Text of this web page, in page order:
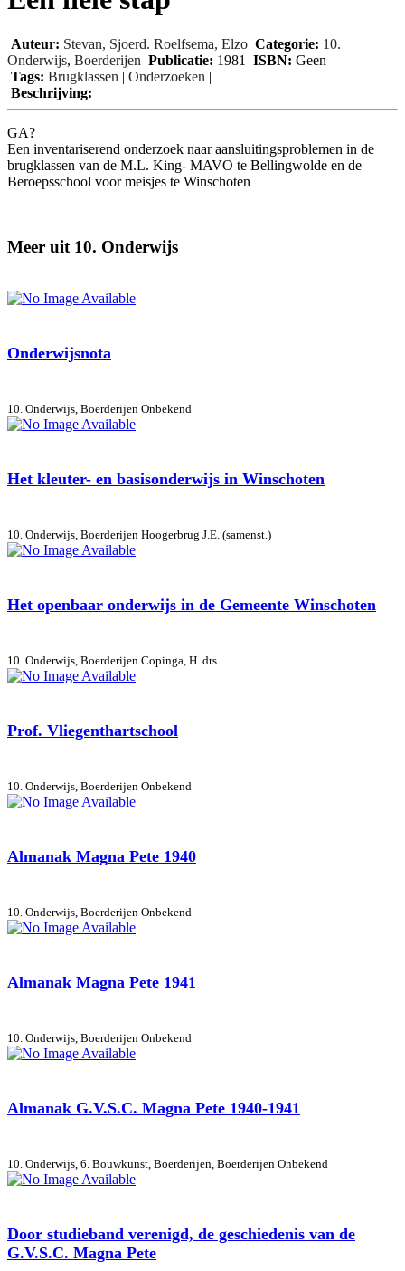
Auteur: Stevan, Sjoerd. Roelfsema, Elzo Categorie: 10.
Onderwijs, Boerderijen Publicatie: 1981 ISBN: Geen
Tags: Brugklassen | Onderzoeken |
Beschrijving:
GA?
Een inventariserend onderzoek naar aansluitingsproblemen in de
brugklassen van de M.L. King- MAVO te Bellingwolde en de
Beroepsschool voor meisjes te Winschoten
Meer uit 10. Onderwijs
Onderwijsnota
10. Onderwijs, Boerderijen Onbekend
Het kleuter- en basisonderwijs in Winschoten
10. Onderwijs, Boerderijen Hoogerbrug J.E. (samenst.)
Het openbaar onderwijs in de Gemeente Winschoten
10. Onderwijs, Boerderijen Copinga, H. drs
Prof. Vliegenthartschool
10. Onderwijs, Boerderijen Onbekend
Almanak Magna Pete 1940
10. Onderwijs, Boerderijen Onbekend
Almanak Magna Pete 1941
10. Onderwijs, Boerderijen Onbekend
Almanak G.V.S.C. Magna Pete 1940-1941
10. Onderwijs, 6. Bouwkunst, Boerderijen, Boerderijen Onbekend
Door studieband verenigd, de geschiedenis van de
G.V.S.C. Magna Pete